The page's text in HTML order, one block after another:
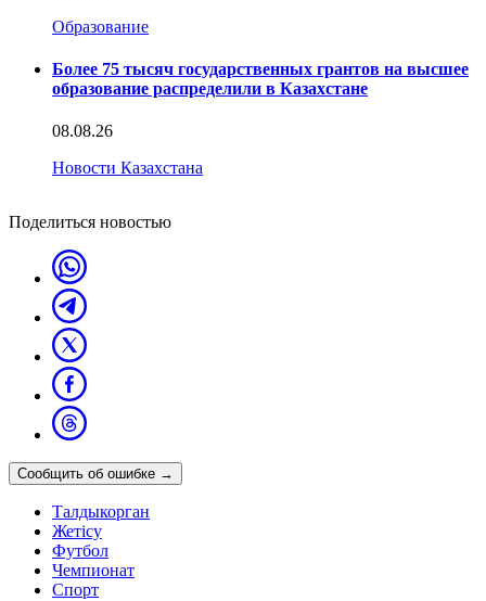
Образование
Более 75 тысяч государственных грантов на высшее
образование распределили в Казахстане
08.08.26
Новости Казахстана
Поделиться новостью
Сообщить об ошибке →
Талдыкорган
Жетісу
Футбол
Чемпионат
Спорт